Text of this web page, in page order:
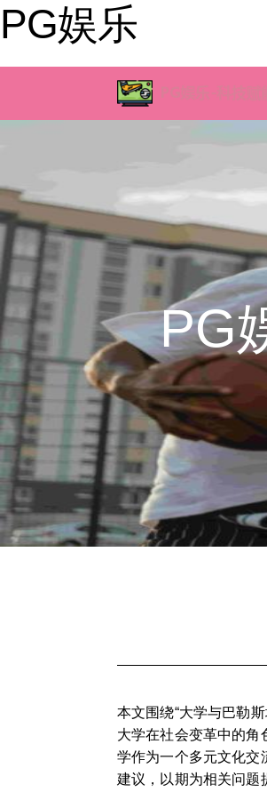
PG娱乐
PG
本文围绕“大学与巴勒
大学在社会变革中的角
学作为一个多元文化交
建议，以期为相关问题